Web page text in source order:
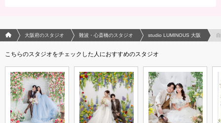
フォトウエディング/結婚写真のPhotorait ホーム
大阪府のスタジオ 難波・心斎橋のスタジオ studio LUMINOUS 大阪
こちらのスタジオをチェックした人におすすめのスタジオ